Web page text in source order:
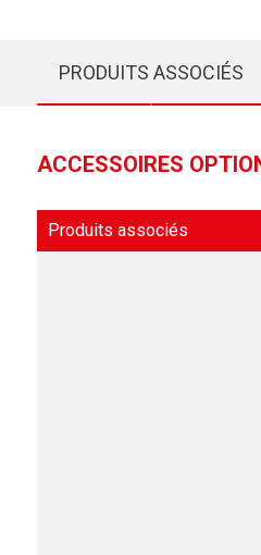
PRODUITS ASSOCIÉS
ACCESSOIRES
Produits associés